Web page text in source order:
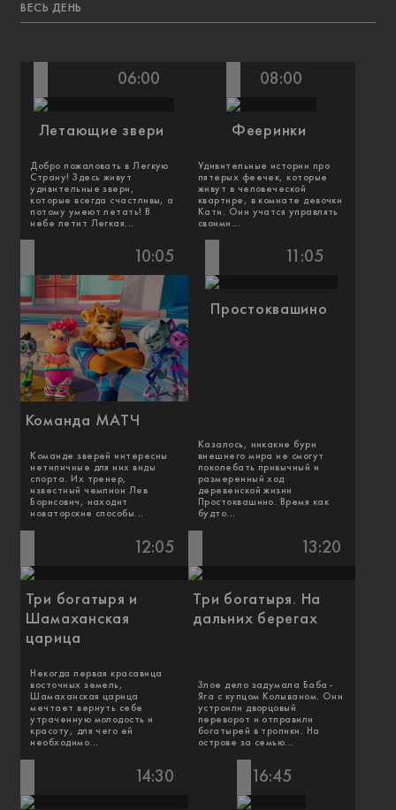
ВЕСЬ ДЕНЬ
06:00
Летающие звери
Добро пожаловать в Легкую
Страну! Здесь живут
удивительные звери,
которые всегда счастливы, а
потому умеют летать! В
небе летит Легкая...
08:00
Фееринки
Удивительные истории про
пятерых феечек, которые
живут в человеческой
квартире, в комнате девочки
Кати. Они учатся управлять
своими...
10:05
Команда МАТЧ
Команде зверей интересны
нетипичные для них виды
спорта. Их тренер,
известный чемпион Лев
Борисович, находит
новаторские способы...
11:05
Простоквашино
Казалось, никакие бури
внешнего мира не смогут
поколебать привычный и
размеренный ход
деревенской жизни
Простоквашино. Время как
будто...
12:05
Три богатыря и
Шамаханская
царица
Некогда первая красавица
восточных земель,
Шамаханская царица
мечтает вернуть себе
утраченную молодость и
красоту, для чего ей
необходимо...
13:20
Три богатыря. На
дальних берегах
Злое дело задумала Баба-
Яга с купцом Колываном. Они
устроили дворцовый
переворот и отправили
богатырей в тропики. На
острове за семью...
14:30 16:45